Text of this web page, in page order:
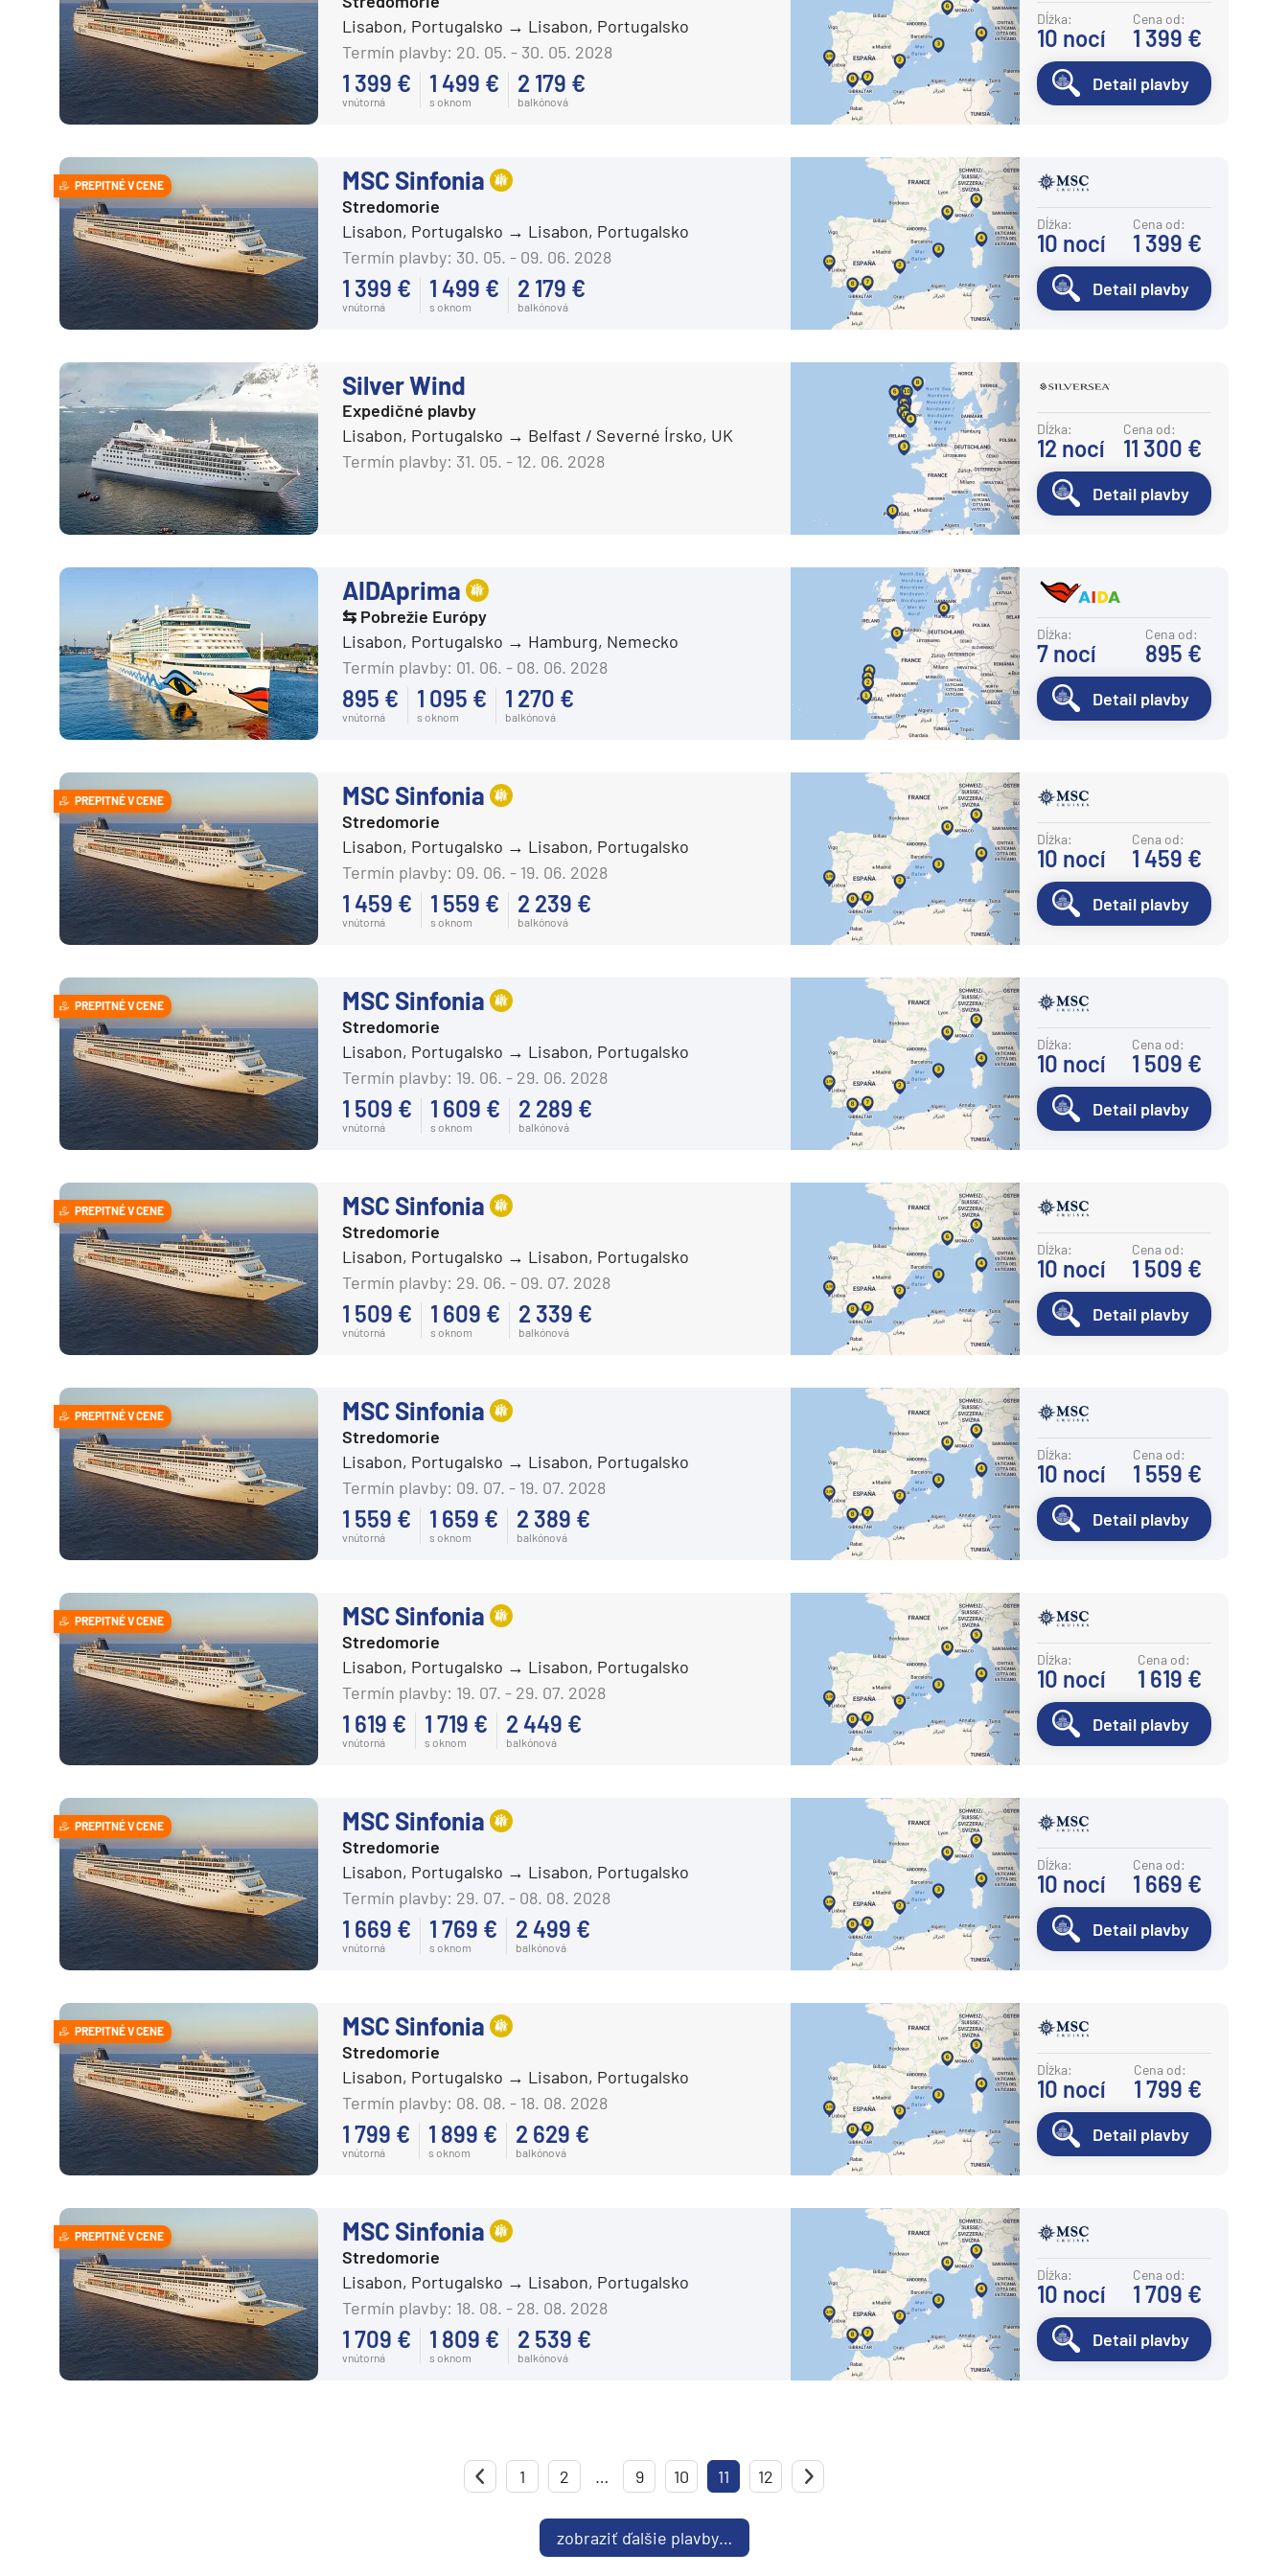
Costa Cruises
Cunard Line
Disney Cruise Line
Explora Journeys
Holland America Line
Hurtigruten
MSC Cruises
Norwegian Cruise Line
Oceania Cruises
Ponant
Princess
Regent Seven Seas
Ritz-Carlton
Royal Caribbean Cruises
Seabourn
Silversea
Variety Cruises
Virgin Voyages
Windstar Cruises
Aranui Cruises
Azamara Quest®
Carnival Celebration
Carnival Dream
Carnival Horizon
Carnival Miracle
Carnival Splendor
Celebrity Edge
Celebrity Silhouette®
Celestyal Journey
Costa Fortuna
Crystal Cruises
Crystal Serenity
Crystal Symphony
Cunard Line
Lisabon, Portugalsko
Lisabon, Portugalsko
Termín plavby: 20. 05. - 30. 05. 2028
1 399 €
vnútorná
1 499 €
s oknom
2 179 €
balkónová
Dĺžka:
10 nocí
Cena od:
1 399 €
Detail plavby
PREPITNÉ V CENE MSC Sinfonia
Stredomorie
Lisabon, Portugalsko
Lisabon, Portugalsko
Termín plavby: 30. 05. - 09. 06. 2028
1 399 €
vnútorná
1 499 €
s oknom
2 179 €
balkónová
Dĺžka:
10 nocí
Cena od:
1 399 €
Detail plavby
Silver Wind
Expedičné plavby
Lisabon, Portugalsko
Belfast / Severné Írsko, UK
Termín plavby: 31. 05. - 12. 06. 2028
Dĺžka:
12 nocí
Cena od:
11 300 €
Detail plavby
AIDAprima
⇆ Pobrežie Európy
Lisabon, Portugalsko
Hamburg, Nemecko
Termín plavby: 01. 06. - 08. 06. 2028
895 €
vnútorná
1 095 €
s oknom
1 270 €
balkónová
Dĺžka:
7 nocí
Cena od:
895 €
Detail plavby
PREPITNÉ V CENE MSC Sinfonia
Stredomorie
Lisabon, Portugalsko
Lisabon, Portugalsko
Termín plavby: 09. 06. - 19. 06. 2028
1 459 €
vnútorná
1 559 €
s oknom
2 239 €
balkónová
Dĺžka:
10 nocí
Cena od:
1 459 €
Detail plavby
PREPITNÉ V CENE MSC Sinfonia
Stredomorie
Lisabon, Portugalsko
Lisabon, Portugalsko
Termín plavby: 19. 06. - 29. 06. 2028
1 509 €
vnútorná
1 609 €
s oknom
2 289 €
balkónová
Dĺžka:
10 nocí
Cena od:
1 509 €
Detail plavby
PREPITNÉ V CENE MSC Sinfonia
Stredomorie
Lisabon, Portugalsko
Lisabon, Portugalsko
Termín plavby: 29. 06. - 09. 07. 2028
1 509 €
vnútorná
1 609 €
s oknom
2 339 €
balkónová
Dĺžka:
10 nocí
Cena od:
1 509 €
Detail plavby
PREPITNÉ V CENE MSC Sinfonia
Stredomorie
Lisabon, Portugalsko
Lisabon, Portugalsko
Termín plavby: 09. 07. - 19. 07. 2028
1 559 €
vnútorná
1 659 €
s oknom
2 389 €
balkónová
Dĺžka:
10 nocí
Cena od:
1 559 €
Detail plavby
PREPITNÉ V CENE MSC Sinfonia
Stredomorie
Lisabon, Portugalsko
Lisabon, Portugalsko
Termín plavby: 19. 07. - 29. 07. 2028
1 619 €
vnútorná
1 719 €
s oknom
2 449 €
balkónová
Dĺžka:
10 nocí
Cena od:
1 619 €
Detail plavby
PREPITNÉ V CENE MSC Sinfonia
Stredomorie
Lisabon, Portugalsko
Lisabon, Portugalsko
Termín plavby: 29. 07. - 08. 08. 2028
1 669 €
vnútorná
1 769 €
s oknom
2 499 €
balkónová
Dĺžka:
10 nocí
Cena od:
1 669 €
Detail plavby
PREPITNÉ V CENE MSC Sinfonia
Stredomorie
Lisabon, Portugalsko
Lisabon, Portugalsko
Termín plavby: 08. 08. - 18. 08. 2028
1 799 €
vnútorná
1 899 €
s oknom
2 629 €
balkónová
Dĺžka:
10 nocí
Cena od:
1 799 €
Detail plavby
PREPITNÉ V CENE MSC Sinfonia
Stredomorie
Lisabon, Portugalsko
Lisabon, Portugalsko
Termín plavby: 18. 08. - 28. 08. 2028
1 709 €
vnútorná
1 809 €
s oknom
2 539 €
balkónová
Dĺžka:
10 nocí
Cena od:
1 709 €
Detail plavby
Predchádzajúca strana
1 2 … 9 10 11 12
zobraziť ďalšie plavby…